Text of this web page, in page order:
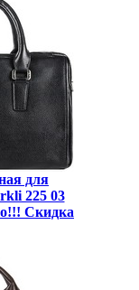
для
225 03
Скидка